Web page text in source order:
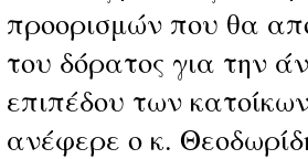
προορισμών που θα
του δόρατος για την
επιπέδου των
ανέφερε ο κ.